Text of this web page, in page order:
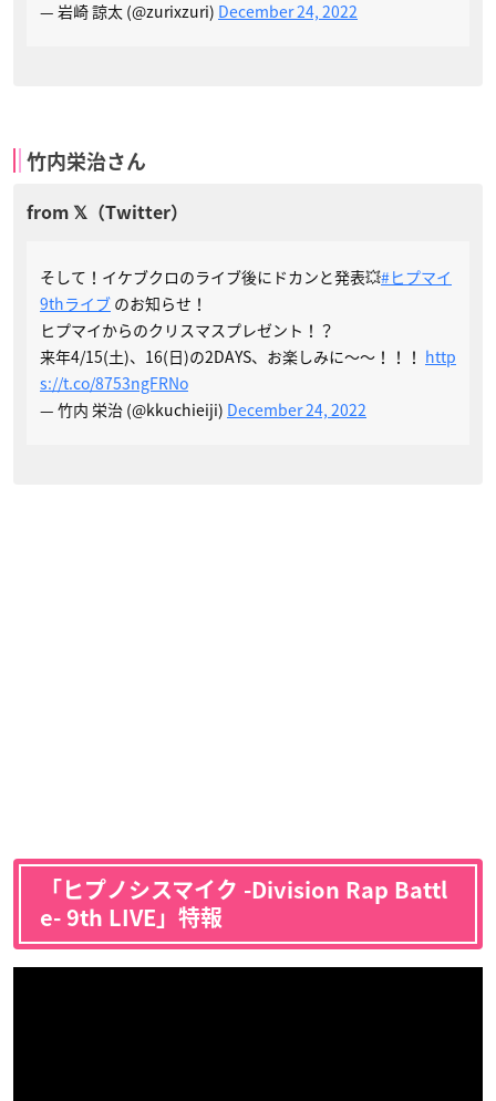
— 岩崎 諒太 (@zurixzuri) December 24, 2022
竹内栄治さん
そして！イケブクロのライブ後にドカンと発表💥#ヒプマイ
9thライブ のお知らせ！
ヒプマイからのクリスマスプレゼント！？
来年4/15(土)、16(日)の2DAYS、お楽しみに〜〜！！！ http
s://t.co/8753ngFRNo
— 竹内 栄治 (@kkuchieiji) December 24, 2022
「ヒプノシスマイク -Division Rap Battl
e- 9th LIVE」特報